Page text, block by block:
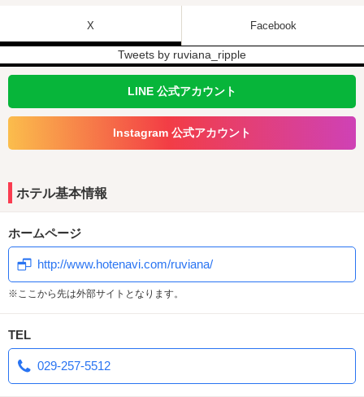
TVリモコン または フロント9番よりご注文いただけます
宿泊モーニングリニューアル！！
平日のご宿泊のメンバー様限定
モーニングとドリンクを特別価格で提
ふわふわスフレパンケーキプレート
厚切りミニ食パンモーニングプレート
モーニングビーフカレー
全室にてReFaパワーストレートアイ
ロン プロ導入
隙なくツヤめく、別格のストレートに。
X Facebook
Tweets by ruviana_ripple
LINE 公式アカウント
Instagram 公式アカウント
ホテル基本情報
ホームページ
http://www.hotenavi.com/ruviana/
※ここから先は外部サイトとなります。
TEL
029-257-5512